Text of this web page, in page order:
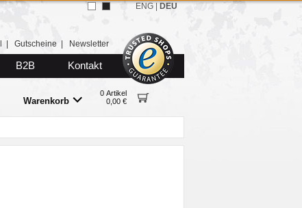
Gutscheine Newsletter
B2B Kontakt
Warenkorb
0 Artikel
0,00 €
ENG DEU